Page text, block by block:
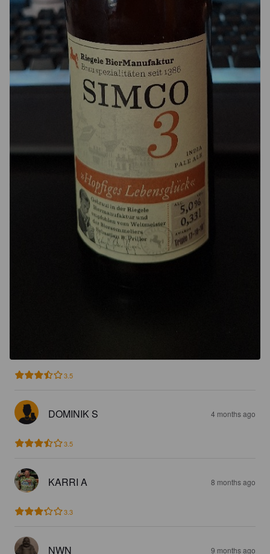
3.5
DOMINIK S 4 months ago
3.5
KARRI A 8 months ago
3.3
NWN 9 months ago